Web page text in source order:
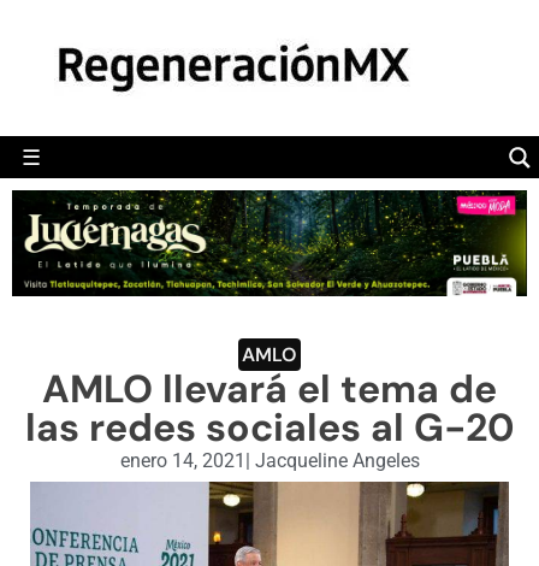
☰
POLÍTICA
CAMALEÓN
OPINIÓN
DEPORTES
ENGLISH SECTION
VIDEOS
AMLO
AMLO llevará el tema de
las redes sociales al G-20
enero 14, 2021 | Jacqueline Angeles